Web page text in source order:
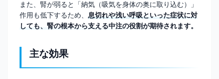
また、腎が弱ると「納気（吸気を身体の奥に取り込む）」
作用も低下するため、 息切れや浅い呼吸といった症状に対
しても、腎の根本から支える中注の役割が期待されます。
主な効果